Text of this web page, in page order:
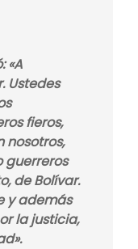
«A
Ustedes
fieros,
nosotros,
guerreros
de Bolívar.
y además
la justicia,